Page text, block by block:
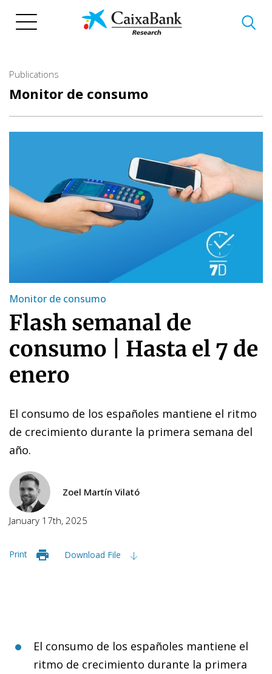
Publications
Monitor de consumo
Monitor de consumo
Flash semanal de
consumo | Hasta el 7 de
enero
El consumo de los españoles mantiene el ritmo
de crecimiento durante la primera semana del
año.
Zoel Martín Vilató
January 17th, 2025
Print Download File
El consumo de los españoles mantiene el
ritmo de crecimiento durante la primera